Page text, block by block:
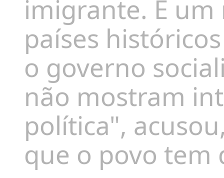
países
o governo
não mostram
política",
que o povo tem